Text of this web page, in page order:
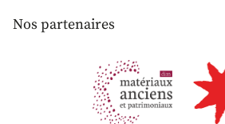
Nos partenaires